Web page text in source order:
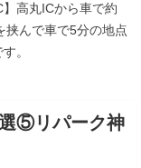
】高丸ICから車で約
挟んで車で5分の地点
。
⑤リパーク神